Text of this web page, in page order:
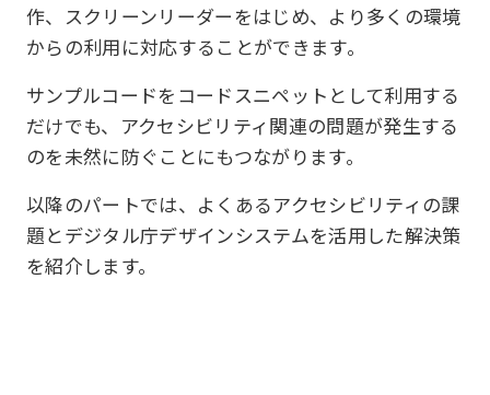
作、スクリーンリーダーをはじめ、より多くの環境
からの利用に対応することができます。
サンプルコードをコードスニペットとして利用する
だけでも、アクセシビリティ関連の問題が発生する
のを未然に防ぐことにもつながります。
以降のパートでは、よくあるアクセシビリティの課
題とデジタル庁デザインシステムを活用した解決策
を紹介します。